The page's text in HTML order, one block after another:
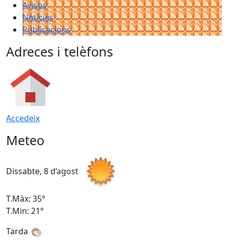
Avisos
Notícies
Publicacions
Adreces i telèfons
Accedeix
Meteo
Dissabte, 8 d’agost
T.Màx: 35°
T.Min: 21°
Tarda